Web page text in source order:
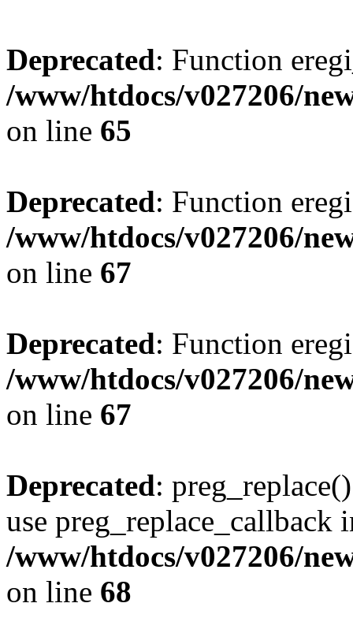
Deprecated: Function
/www/htdocs/v027206/
on line 65
Deprecated: Function
/www/htdocs/v027206/
on line 67
Deprecated: Function
/www/htdocs/v027206/
on line 67
Deprecated:
use preg_replace_callback
/www/htdocs/v027206/
on line 68